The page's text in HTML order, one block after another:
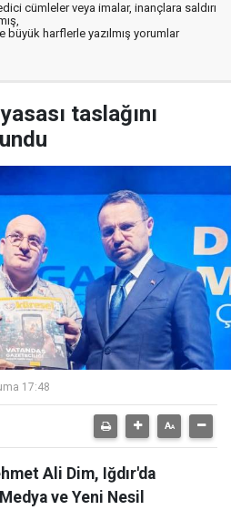
cümleler veya imalar, inançlara saldırı
büyük harflerle yazılmış yorumlar
taslağını
17:48
Ali Dim, Iğdır'da
ve Yeni Nesil